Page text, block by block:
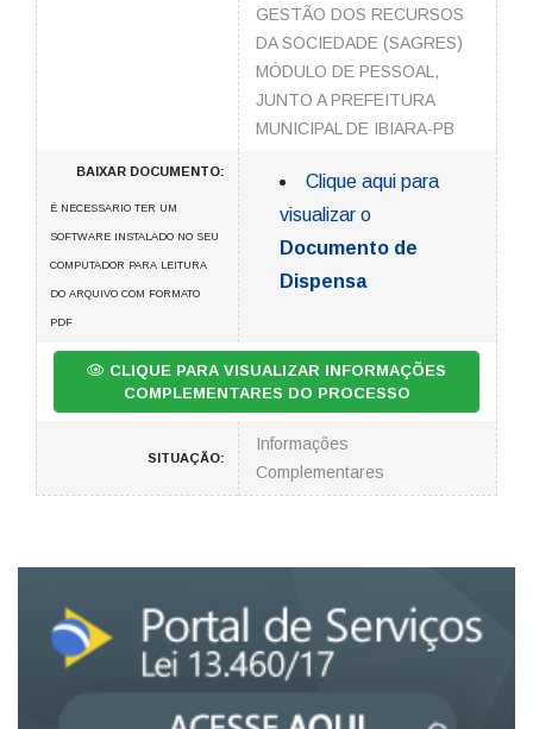
GESTÃO DOS RECURSOS
DA SOCIEDADE (SAGRES)
MÓDULO DE PESSOAL,
JUNTO A PREFEITURA
MUNICIPAL DE IBIARA-PB
BAIXAR DOCUMENTO:
É NECESSARIO TER UM
SOFTWARE INSTALADO NO SEU
COMPUTADOR PARA LEITURA
DO ARQUIVO COM FORMATO
PDF
Clique aqui para
visualizar o
Documento de
Dispensa
CLIQUE PARA VISUALIZAR INFORMAÇÕES
COMPLEMENTARES DO PROCESSO
SITUAÇÃO:
Informações
Complementares